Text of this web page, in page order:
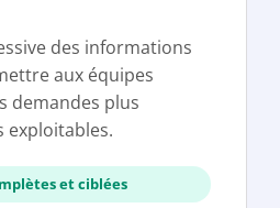
des informations
aux équipes
demandes plus
exploitables.
et ciblées